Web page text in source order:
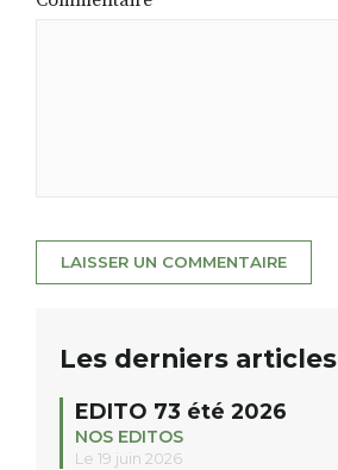
Les derniers articles
EDITO 73 été 2026
NOS EDITOS
Le 19 juin 2026